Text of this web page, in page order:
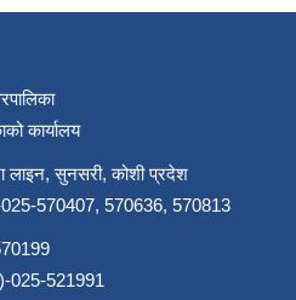
कार्यालय
लाइन, सुनसरी, कोशी प्रदेश
570407, 570636, 570813
025-521991